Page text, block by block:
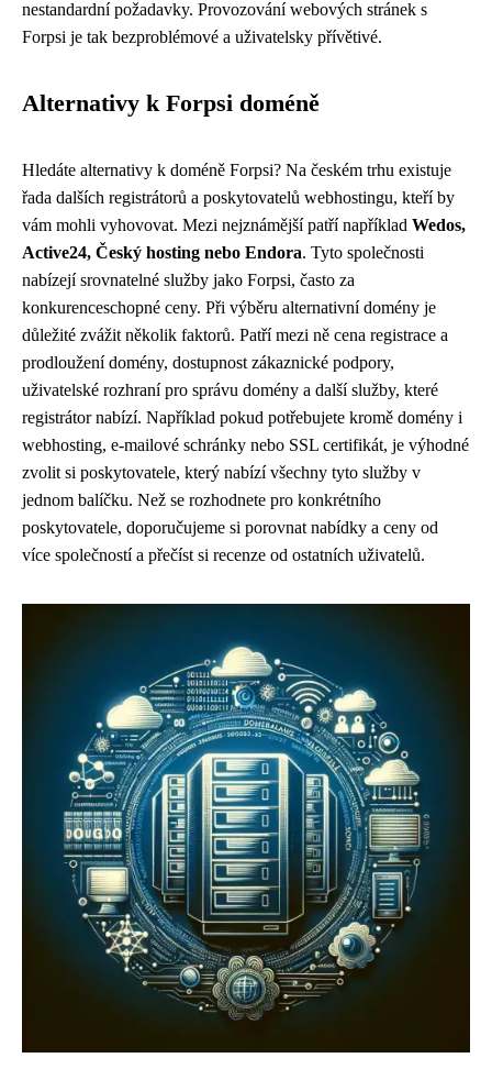
nestandardní požadavky. Provozování webových stránek s
Forpsi je tak bezproblémové a uživatelsky přívětivé.
Alternativy k Forpsi doméně
Hledáte alternativy k doméně Forpsi? Na českém trhu existuje
řada dalších registrátorů a poskytovatelů webhostingu, kteří by
vám mohli vyhovovat. Mezi nejznámější patří například Wedos,
Active24, Český hosting nebo Endora. Tyto společnosti
nabízejí srovnatelné služby jako Forpsi, často za
konkurenceschopné ceny. Při výběru alternativní domény je
důležité zvážit několik faktorů. Patří mezi ně cena registrace a
prodloužení domény, dostupnost zákaznické podpory,
uživatelské rozhraní pro správu domény a další služby, které
registrátor nabízí. Například pokud potřebujete kromě domény i
webhosting, e-mailové schránky nebo SSL certifikát, je výhodné
zvolit si poskytovatele, který nabízí všechny tyto služby v
jednom balíčku. Než se rozhodnete pro konkrétního
poskytovatele, doporučujeme si porovnat nabídky a ceny od
více společností a přečíst si recenze od ostatních uživatelů.